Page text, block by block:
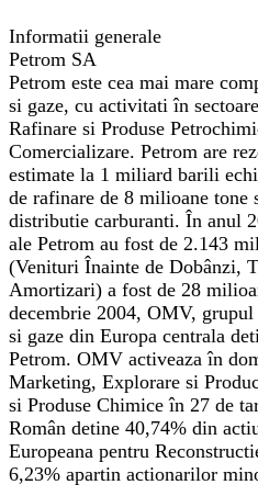
Informatii generale
Petrom SA
Petrom este cea mai mare
si gaze, cu activitati în
Rafinare si Produse
Comercializare. Petrom are
estimate la 1 miliard barili
de rafinare de 8 milioane tone
distributie carburanti. În anul
ale Petrom au fost de 2.143
(Venituri Înainte de Dobânzi,
Amortizari) a fost de 28
decembrie 2004, OMV,
si gaze din Europa centrala
Petrom. OMV activeaza în
Marketing, Explorare si
si Produse Chimice în 27 de
Român detine 40,74% din
Europeana pentru
6,23% apartin actionarilor